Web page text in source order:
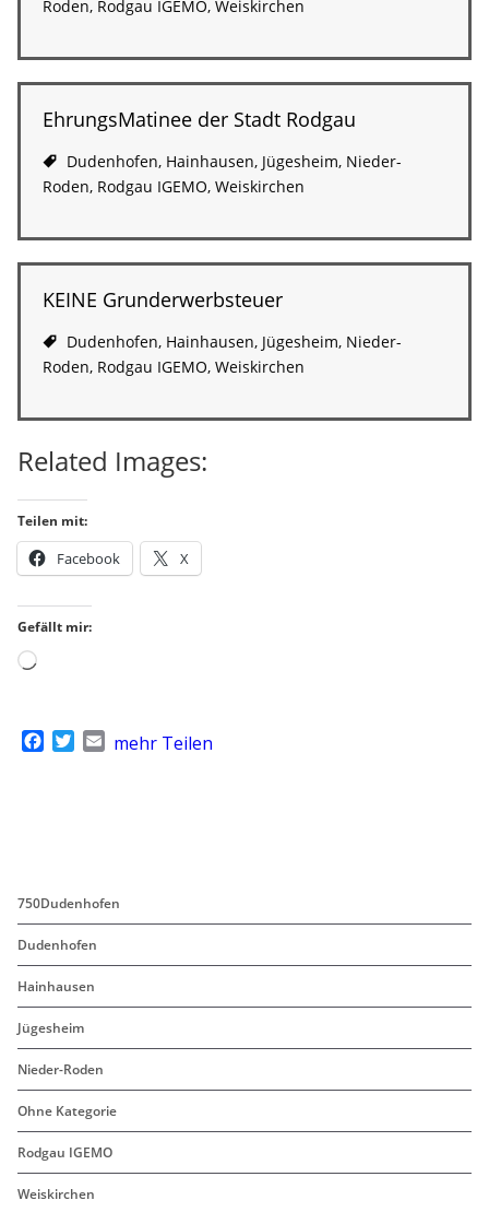
Roden, Rodgau IGEMO, Weiskirchen
EhrungsMatinee der Stadt Rodgau
Dudenhofen, Hainhausen, Jügesheim, Nieder-
Roden, Rodgau IGEMO, Weiskirchen
KEINE Grunderwerbsteuer
Dudenhofen, Hainhausen, Jügesheim, Nieder-
Roden, Rodgau IGEMO, Weiskirchen
Related Images:
Teilen mit:
Facebook X
Gefällt mir:
Wird
k
mehr Teilen
750Dudenhofen
Dudenhofen
Hainhausen
Jügesheim
Nieder-Roden
Ohne Kategorie
Rodgau IGEMO
Weiskirchen